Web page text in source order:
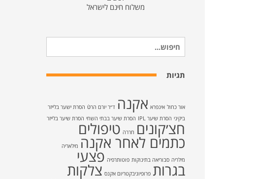
משלוח חינם לישראל
עבור:
תגיות
אור כחול אינפרא אקנה ד״ר יורם הרטֿ הסרת ישער בלייזר
ביקיני הסרת שיער IPL הסרת שיער בבתי השחי הסרת שיער בלייזר
חצ׳קונים חררה טיפולים
כתמים לאחר אקנה מילאריה
מילריה סבוריאה בתינוקות פוטותרפיה פצעי
בגרות פרופיוניבקטריום אקנס צלקות